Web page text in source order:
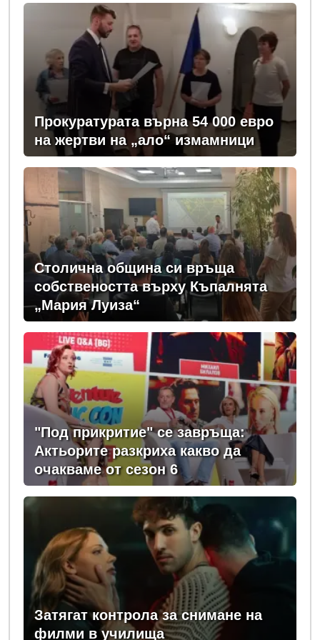
Прокуратурата върна 54 000 евро
на жертви на „ало“ измамници
Столична община си връща
собствеността върху Къпалнята
„Мария Луиза“
"Под прикритие" се завръща:
Актьорите разкриха какво да
очакваме от сезон 6
Затягат контрола за снимане на
филми в училища